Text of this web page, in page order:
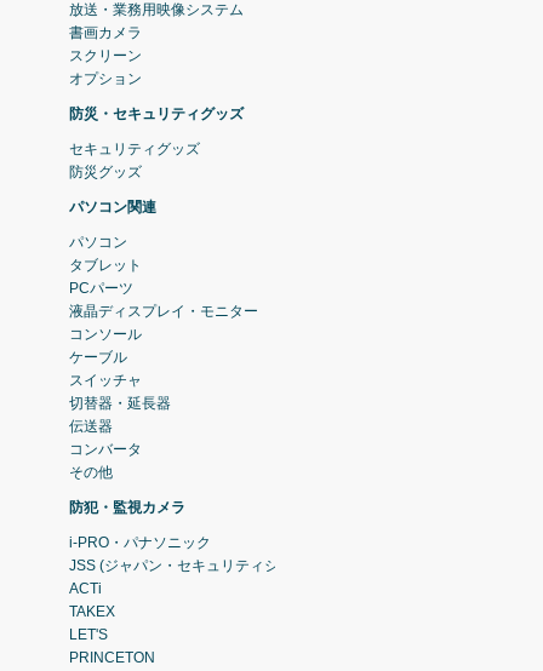
放送・業務用映像システム
書画カメラ
スクリーン
オプション
防災・セキュリティグッズ
セキュリティグッズ
防災グッズ
パソコン関連
パソコン
タブレット
PCパーツ
液晶ディスプレイ・モニター
コンソール
ケーブル
スイッチャ
切替器・延長器
伝送器
コンバータ
その他
防犯・監視カメラ
i-PRO・パナソニック
JSS (ジャパン・セキュリティシステム)
ACTi
TAKEX
LET'S
PRINCETON